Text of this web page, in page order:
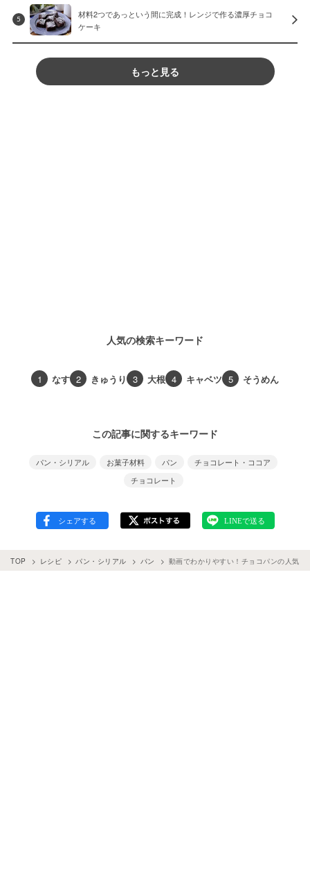
5
材料2つであっという間に完成！レンジで作る濃厚チョコ
ケーキ
もっと見る
人気の検索キーワード
1 なす 2 きゅうり 3 大根 4 キャベツ 5 そうめん
この記事に関するキーワード
パン・シリアル お菓子材料 パン
チョコレート・ココア
チョコレート
TOP レシピ パン・シリアル パン 動画でわかりやすい！チョコパンの人気レ